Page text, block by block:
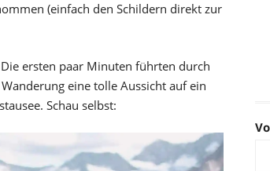
(einfach den Schildern direkt zur
ersten paar Minuten führten durch
eine tolle Aussicht auf ein
Schau selbst: